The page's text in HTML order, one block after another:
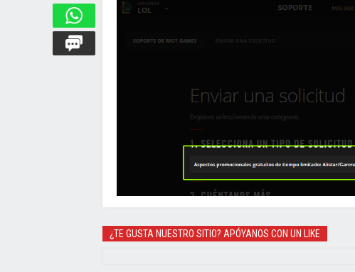
¿TE GUSTA NUESTRO SITIO? APÓYANOS CON UN LIKE